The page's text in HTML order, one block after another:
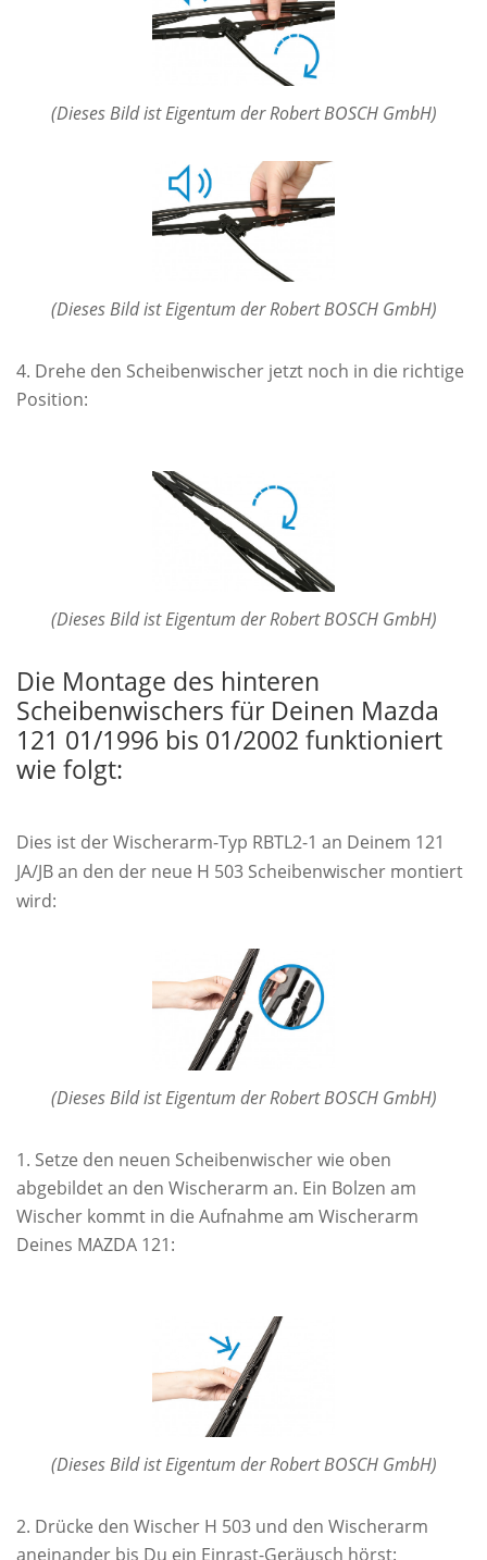
(Dieses Bild ist Eigentum der Robert BOSCH GmbH)
(Dieses Bild ist Eigentum der Robert BOSCH GmbH)
Drehe den Scheibenwischer jetzt noch in die richtige
Position:
(Dieses Bild ist Eigentum der Robert BOSCH GmbH)
Die Montage des hinteren
Scheibenwischers für Deinen Mazda
121 01/1996 bis 01/2002 funktioniert
wie folgt:
Dies ist der Wischerarm-Typ RBTL2-1 an Deinem 121
JA/JB an den der neue H 503 Scheibenwischer montiert
wird:
(Dieses Bild ist Eigentum der Robert BOSCH GmbH)
Setze den neuen Scheibenwischer wie oben
abgebildet an den Wischerarm an. Ein Bolzen am
Wischer kommt in die Aufnahme am Wischerarm
Deines MAZDA 121:
(Dieses Bild ist Eigentum der Robert BOSCH GmbH)
Drücke den Wischer H 503 und den Wischerarm
aneinander bis Du ein Einrast-Geräusch hörst: